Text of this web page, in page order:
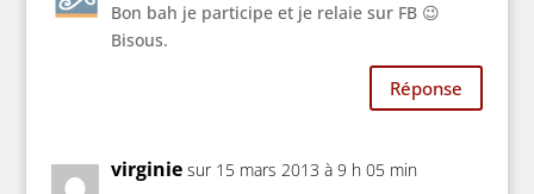
Bon bah je participe et je relaie sur FB 😉
Bisous.
Réponse
virginie sur 15 mars 2013 à 9 h 05 min